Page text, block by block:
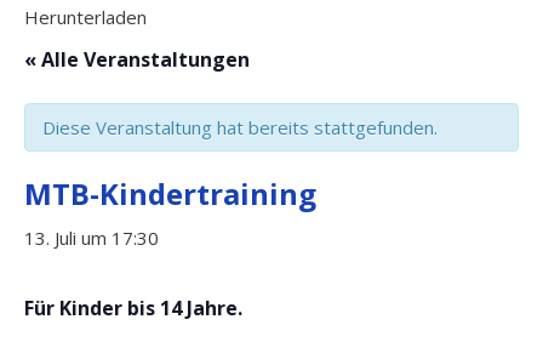
Herunterladen
« Alle Veranstaltungen
Diese Veranstaltung hat bereits stattgefunden.
MTB-Kindertraining
13. Juli um 17:30
Für Kinder bis 14 Jahre.